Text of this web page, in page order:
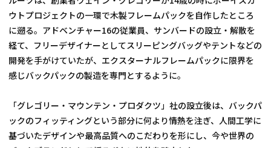
ウトプロジェクトの一環で木製フレームパックを自作したところ
に遡る。アドベンチャー16の従業員、サンバードの設立・解散を
経て、フリーデザイナーとしてスリーピングバッグやテントなどの
開発を手がけていたが、エクスターナルフレームパックに限界を
感じバックパックの製造を専門とするように。
「グレゴリー・マウンテン・プロダクツ」社の設立後は、バックパ
ックのフィッティングという部分に何より情熱を注ぎ、人間工学に
基づいたデザインや最高品質へのこだわりを形にし、今や世界の